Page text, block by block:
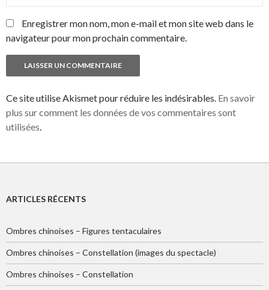
Enregistrer mon nom, mon e-mail et mon site web dans le
navigateur pour mon prochain commentaire.
Ce site utilise Akismet pour réduire les indésirables. En savoir
plus sur comment les données de vos commentaires sont
utilisées.
ARTICLES RÉCENTS
Ombres chinoises – Figures tentaculaires
Ombres chinoises – Constellation (images du spectacle)
Ombres chinoises – Constellation